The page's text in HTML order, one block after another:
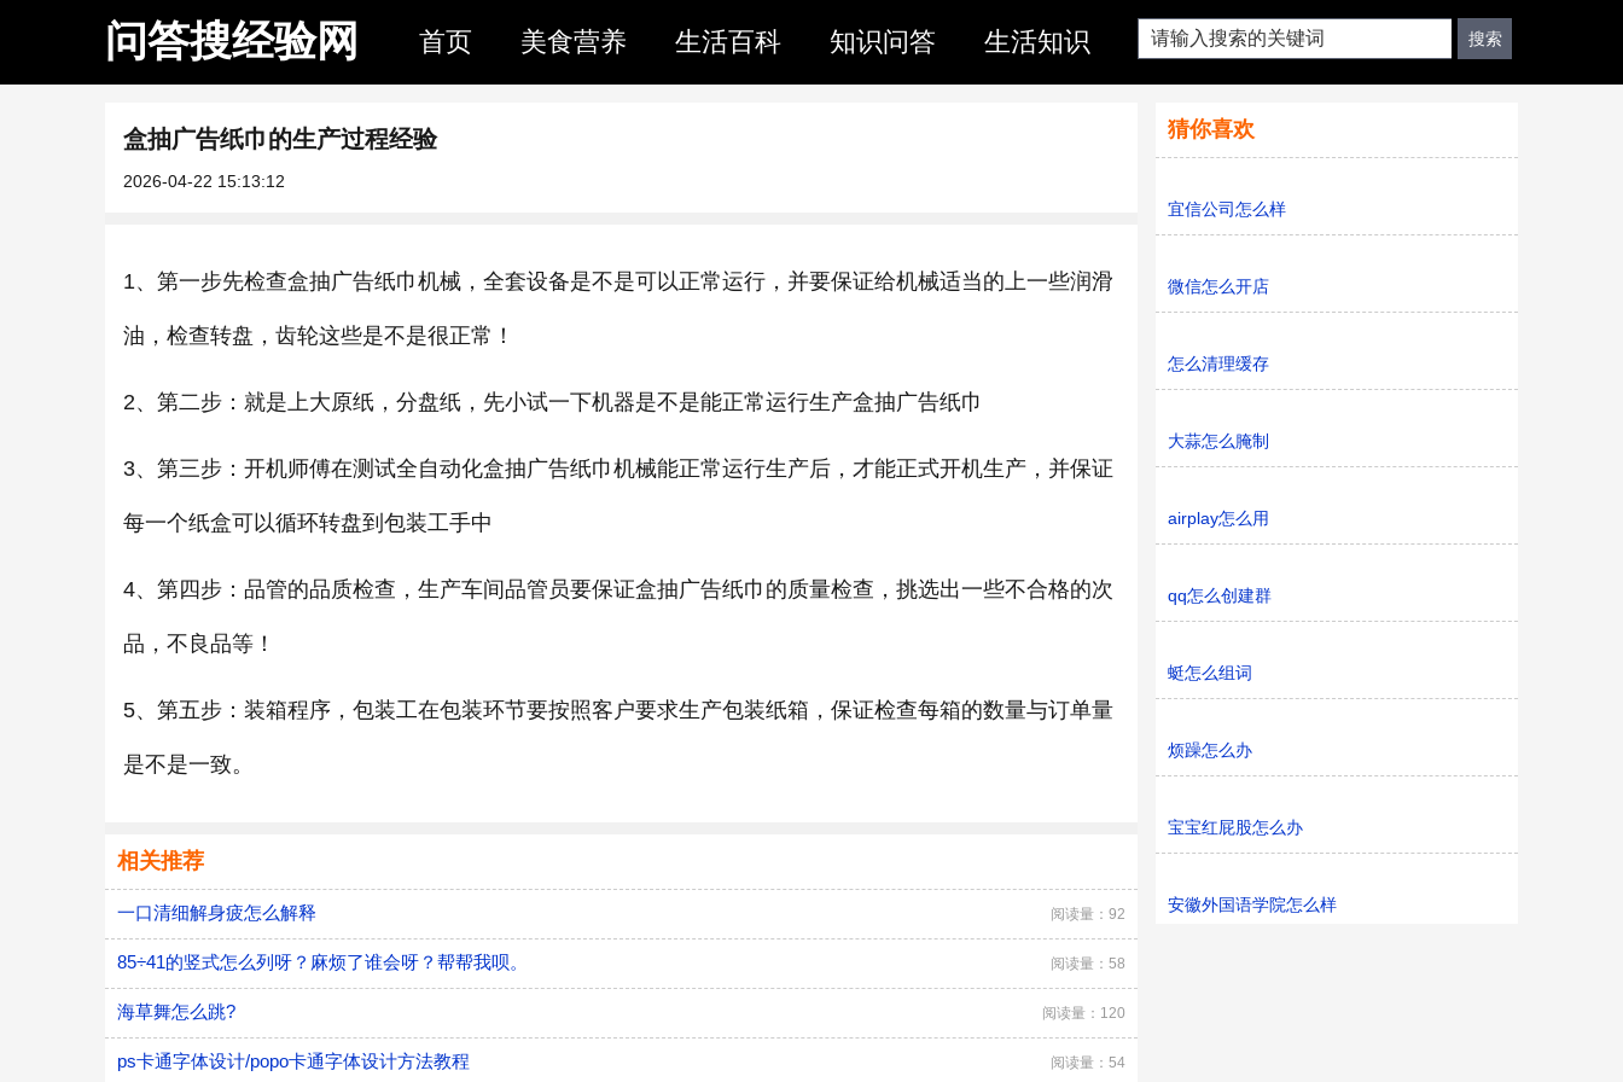
问答搜经验网 首页 美食营养 生活百科 知识问答 生活知识
盒抽广告纸巾的生产过程经验
2026-04-22 15:13:12
1、第一步先检查盒抽广告纸巾机械，全套设备是不是可以正常运行，并要保证给机械适当的上一些润滑
油，检查转盘，齿轮这些是不是很正常！
2、第二步：就是上大原纸，分盘纸，先小试一下机器是不是能正常运行生产盒抽广告纸巾
3、第三步：开机师傅在测试全自动化盒抽广告纸巾机械能正常运行生产后，才能正式开机生产，并保证
每一个纸盒可以循环转盘到包装工手中
4、第四步：品管的品质检查，生产车间品管员要保证盒抽广告纸巾的质量检查，挑选出一些不合格的次
品，不良品等！
5、第五步：装箱程序，包装工在包装环节要按照客户要求生产包装纸箱，保证检查每箱的数量与订单量
是不是一致。
相关推荐
一口清细解身疲怎么解释 阅读量：92
85÷41的竖式怎么列呀？麻烦了谁会呀？帮帮我呗。 阅读量：58
海草舞怎么跳? 阅读量：120
ps卡通字体设计/popo卡通字体设计方法教程 阅读量：54
猜你喜欢
宜信公司怎么样
微信怎么开店
怎么清理缓存
大蒜怎么腌制
airplay怎么用
qq怎么创建群
蜓怎么组词
烦躁怎么办
宝宝红屁股怎么办
安徽外国语学院怎么样